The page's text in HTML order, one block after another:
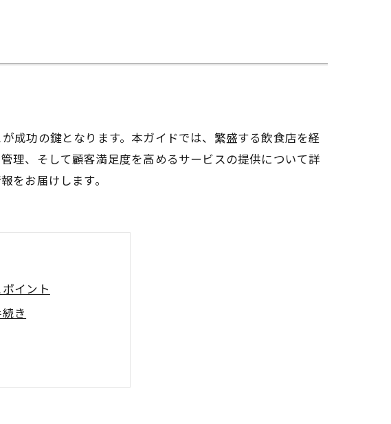
成功の鍵となります。本ガイドでは、繁盛する飲食店を経
理、そして顧客満足度を高めるサービスの提供について詳
をお届けします。
イント
き